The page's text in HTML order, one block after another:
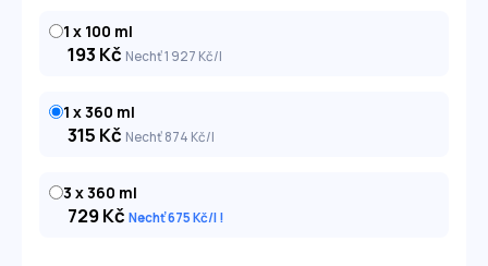
1 x 100 ml
193 Kč Nechť 1 927 Kč/l
1 x 360 ml
315 Kč Nechť 874 Kč/l
3 x 360 ml
729Kč Nechť 675 Kč/l